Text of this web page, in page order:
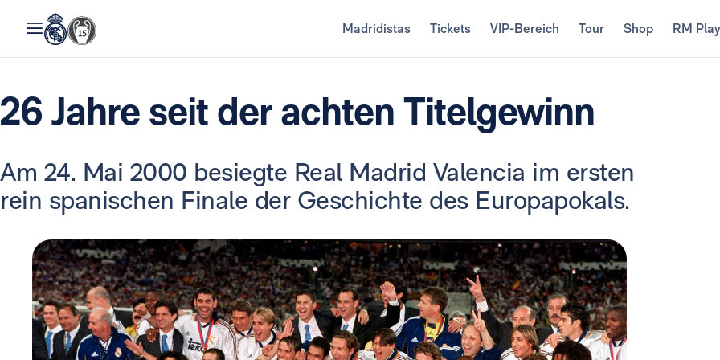
Madridistas Tickets VIP-Bereich Tour Shop RM Play
26 Jahre seit der achten Titelgewinn
Am 24. Mai 2000 besiegte Real Madrid Valencia im ersten
rein spanischen Finale der Geschichte des Europapokals.